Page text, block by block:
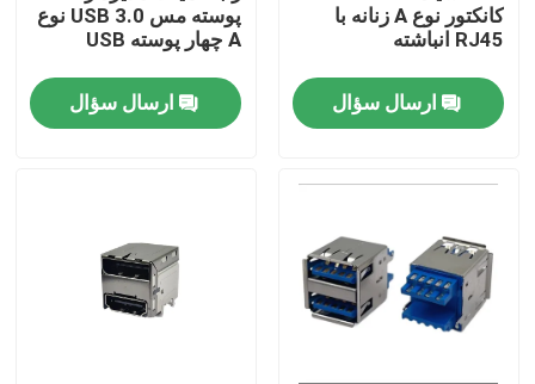
صفحه اصلی
محصولات
تور کارخانه
کنترل کیفیت
کانکتور نوع A زنانه با
RJ45 انباشته
ارسال سؤال
پوسته مس USB 3.0 نوع
A چهار پوسته USB
ارسال سؤال